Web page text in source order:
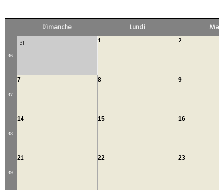
Dimanche Lundi
36
31 1 2
37
7 8 9
38
14 15 16
39
21 22 23